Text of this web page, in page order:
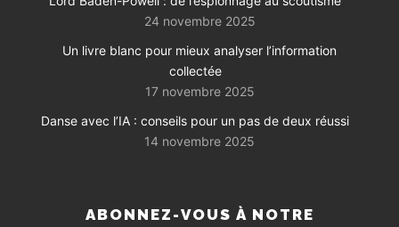
24 novembre 2025
Un livre blanc pour mieux analyser l’information
collectée
17 novembre 2025
Danse avec l’IA : conseils pour un pas de deux réussi
14 novembre 2025
ABONNEZ-VOUS À NOTRE